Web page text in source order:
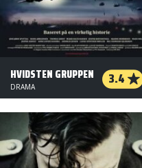
HVIDSTEN GRUPPEN 3.4
DRAMA